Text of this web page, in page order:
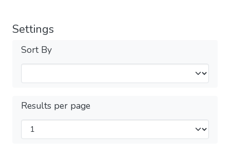
Settings
Sort By
Results per page